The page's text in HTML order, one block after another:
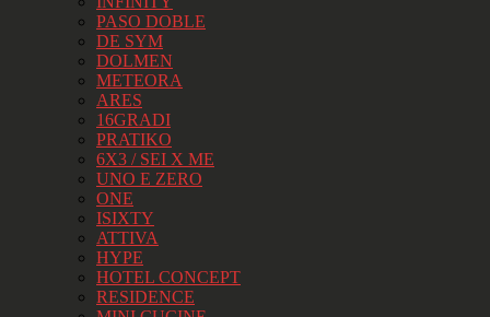
PASO DOBLE
DE SYM
DOLMEN
METEORA
ARES
16GRADI
PRATIKO
6X3 / SEI X ME
UNO E ZERO
ONE
ISIXTY
ATTIVA
HYPE
HOTEL CONCEPT
RESIDENCE